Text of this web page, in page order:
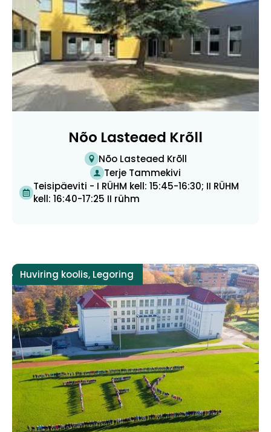
Nõo Lasteaed Krõll
Nõo Lasteaed Krõll
Terje Tammekivi
Teisipäeviti - I RÜHM kell: 15:45-16:30; II RÜHM
kell: 16:40-17:25 II rühm
Huviring koolis, Legoring